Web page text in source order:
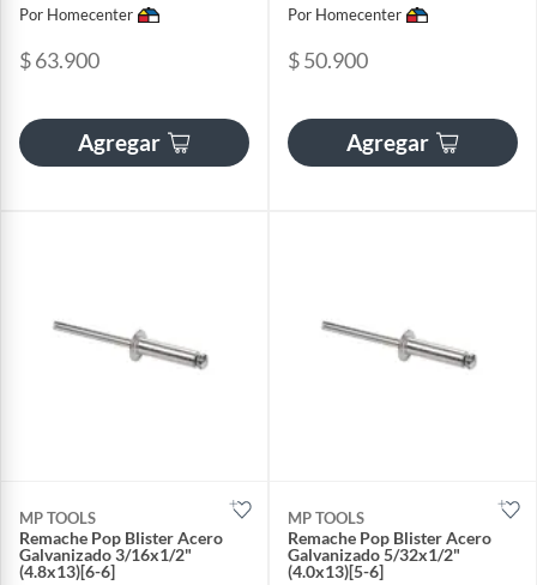
Por Homecenter
$ 63.900
Agregar
Por Homecenter
$ 50.900
Agregar
MP TOOLS
Remache Pop Blister Acero
Galvanizado 3/16x1/2"
(4.8x13)[6-6]
MP TOOLS
Remache Pop Blister Acero
Galvanizado 5/32x1/2"
(4.0x13)[5-6]